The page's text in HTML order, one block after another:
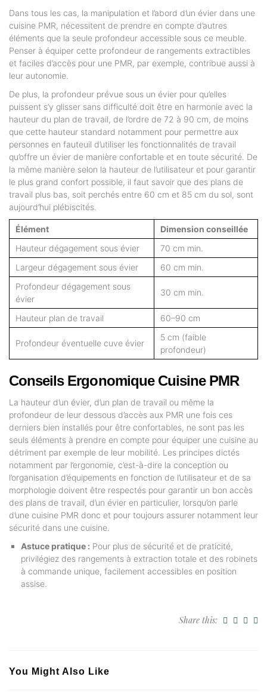
Dans tous les cas, la manipulation et l’abord d’un évier dans une
cuisine PMR, nécessitent de prendre en compte d’autres
éléments que la seule profondeur accessible sous ce meuble.
Penser à équiper cette profondeur de rangements extractibles
et faciles d’accès pour une PMR, par exemple, contribue aussi à
leur autonomie.
De plus, la profondeur prévue sous un évier pour qu’elles
puissent s’y glisser sans difficulté doit être en harmonie avec la
hauteur du plan de travail, de l’ordre de 72 à 90 cm, de moins
que cette hauteur standard notamment pour permettre aux
personnes en fauteuil d’utiliser les fonctionnalités de travail
qu’offre un évier de manière confortable et en toute sécurité. De
la même manière selon la hauteur de l’utilisateur et pour garantir
le plus grand confort possible, il faut savoir que des plans de
travail plus bas, soit perchés entre 60 cm et 85 cm du sol, sont
aujourd’hui plébiscités.
Élément
Dimension conseillée
Hauteur dégagement sous évier
70 cm min.
Largeur dégagement sous évier
60 cm min.
Profondeur dégagement sous
évier
30 cm min.
Hauteur plan de travail 60–90 cm
Profondeur éventuelle cuve évier
5 cm (faible
profondeur)
Conseils Ergonomique Cuisine PMR
La hauteur d’un évier, d’un plan de travail ou même la
profondeur de leur dessous d’accès aux PMR une fois ces
derniers bien installés pour être confortables, ne sont pas les
seuls éléments à prendre en compte pour équiper une cuisine au
détriment par exemple de leur mobilité. Les principes dictés
notamment par l’ergonomie, c’est-à-dire la conception ou
l’organisation d’équipements en fonction de l’utilisateur et de sa
morphologie doivent être respectés pour garantir un bon accès
des plans de travail, d’un évier en particulier, lorsqu’on parle
d’une cuisine PMR donc et pour toujours assurer notamment leur
sécurité dans une cuisine.
Astuce pratique : Pour plus de sécurité et de praticité,
privilégiez des rangements à extraction totale et des robinets
à commande unique, facilement accessibles en position
assise.
Share this:
You Might Also Like